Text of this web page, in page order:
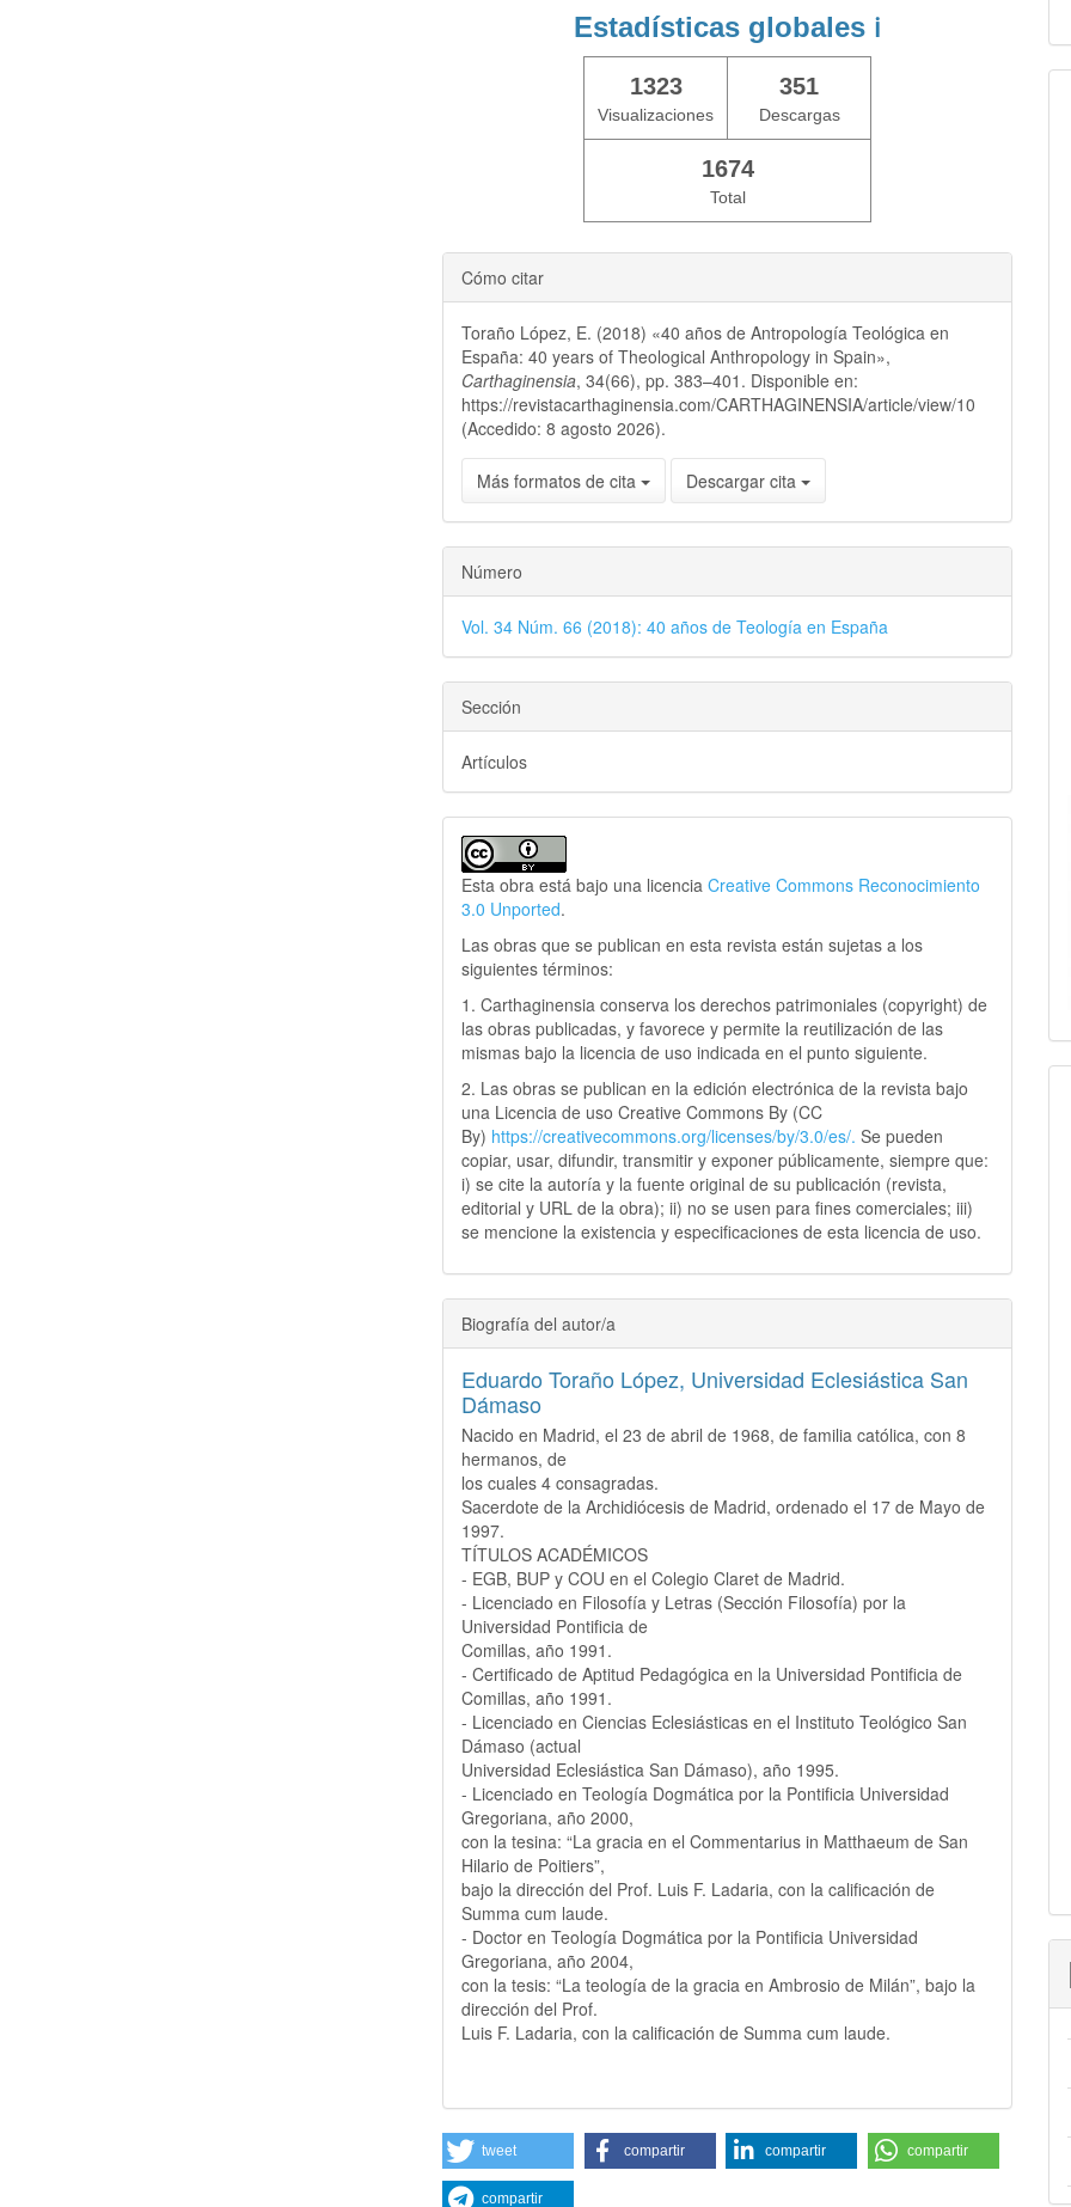
Estadísticas globales ℹ️
1323
Visualizaciones
351
Descargas
1674
Total
Cómo citar
Toraño López, E. (2018) «40 años de Antropología Teológica en
España: 40 years of Theological Anthropology in Spain»,
Carthaginensia, 34(66), pp. 383–401. Disponible en:
https://revistacarthaginensia.com/CARTHAGINENSIA/article/view/10
(Accedido: 8 agosto 2026).
Más formatos de cita Descargar cita
Número
Vol. 34 Núm. 66 (2018): 40 años de Teología en España
Sección
Artículos
Esta obra está bajo una licenciaCreative Commons Reconocimiento
3.0 Unported.
Las obras que se publican en esta revista están sujetas a los
siguientes términos:
1. Carthaginensia conserva los derechos patrimoniales (copyright) de
las obras publicadas, y favorece y permite la reutilización de las
mismas bajo la licencia de uso indicada en el punto siguiente.
2. Las obras se publican en la edición electrónica de la revista bajo
una Licencia de uso Creative Commons By (CC
By) https://creativecommons.org/licenses/by/3.0/es/.Se pueden
copiar, usar, difundir, transmitir y exponer públicamente, siempre que:
i) se cite la autoría y la fuente original de su publicación (revista,
editorial y URL de la obra); ii) no se usen para fines comerciales; iii)
se mencione la existencia y especificaciones de esta licencia de uso.
Biografía del autor/a
Eduardo Toraño López, Universidad Eclesiástica San
Dámaso
Nacido en Madrid, el 23 de abril de 1968, de familia católica, con 8
hermanos, de
los cuales 4 consagradas.
Sacerdote de la Archidiócesis de Madrid, ordenado el 17 de Mayo de
1997.
TÍTULOS ACADÉMICOS
- EGB, BUP y COU en el Colegio Claret de Madrid.
- Licenciado en Filosofía y Letras (Sección Filosofía) por la
Universidad Pontificia de
Comillas, año 1991.
- Certificado de Aptitud Pedagógica en la Universidad Pontificia de
Comillas, año 1991.
- Licenciado en Ciencias Eclesiásticas en el Instituto Teológico San
Dámaso (actual
Universidad Eclesiástica San Dámaso), año 1995.
- Licenciado en Teología Dogmática por la Pontificia Universidad
Gregoriana, año 2000,
con la tesina: “La gracia en el Commentarius in Matthaeum de San
Hilario de Poitiers”,
bajo la dirección del Prof. Luis F. Ladaria, con la calificación de
Summa cum laude.
- Doctor en Teología Dogmática por la Pontificia Universidad
Gregoriana, año 2004,
con la tesis: “La teología de la gracia en Ambrosio de Milán”, bajo la
dirección del Prof.
Luis F. Ladaria, con la calificación de Summa cum laude.
tweet compartir compartir compartir
compartir